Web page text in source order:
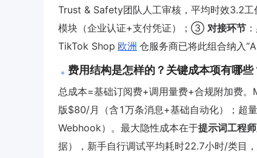
Trust & Safety团队人工审核，平均时效3.2
模块（企业认证+支付凭证）；③ 对接环节
TikTok Shop 欧洲 仓服务商已将此组合纳入
费用结构是怎样的？关键成本项有哪些
总成本=基础订阅费+调用量费+合规附加费
版$80/月（含1万条消息+基础自动化）；
Webhook）。最大隐性成本在于提示词工程
据），新手自行调试平均耗时22.7小时/类目